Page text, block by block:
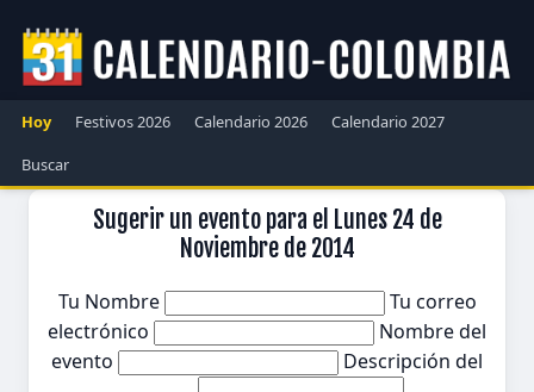
Hoy Festivos 2026 Calendario 2026
Calendario 2027
Buscar
Sugerir un evento para el Lunes 24 de
Noviembre de 2014
Tu Nombre
Tu correo
electrónico
Nombre del
evento
Descripción del